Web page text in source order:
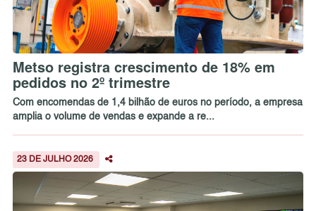
Metso registra crescimento de 18% em
pedidos no 2º trimestre
Com encomendas de 1,4 bilhão de euros no período, a empresa
amplia o volume de vendas e expande a re...
23 DE JULHO 2026